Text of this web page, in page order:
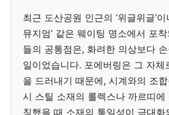
최근 도산공원 인근의 ‘위글위글’
뮤지엄’ 같은 웨이팅 명소에서 포
들의 공통점은, 화려한 의상보다
일이었습니다. 포에버링은 그 자체
을 드러내기 때문에, 시계와의 조
시 스틸 소재의 롤렉스나 까르띠에
칭했을 때 소재의 통일성이 극대화